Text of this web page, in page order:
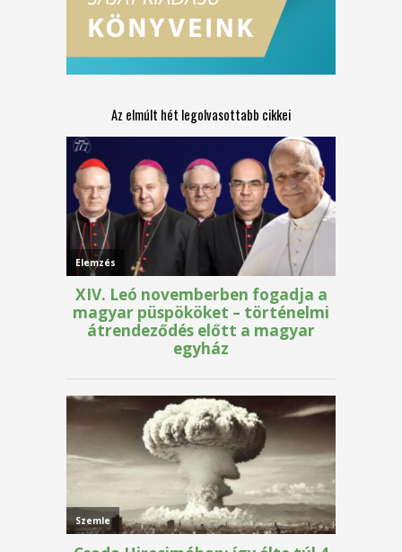
Az elmúlt hét legolvasottabb cikkei